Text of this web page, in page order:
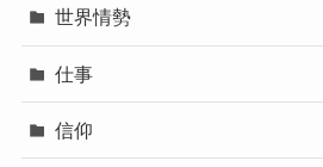
世界情勢
仕事
信仰